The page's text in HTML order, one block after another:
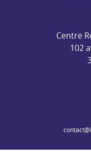
Centre
102